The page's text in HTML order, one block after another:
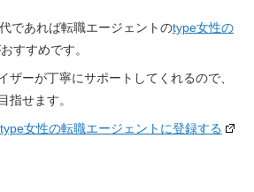
であれば転職エージェントのtype女性の
すすめです。
ザーが丁寧にサポートしてくれるので、
指せます。
女性の転職エージェントに登録する